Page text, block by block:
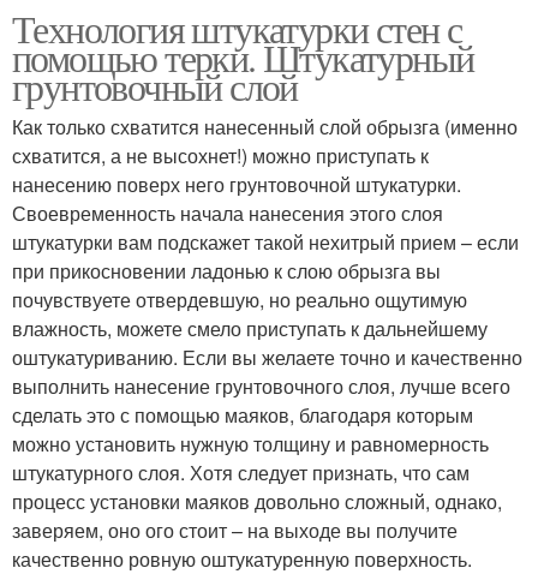
Технология штукатурки стен с
помощью терки. Штукатурный
грунтовочный слой
Как только схватится нанесенный слой обрызга (именно
схватится, а не высохнет!) можно приступать к
нанесению поверх него грунтовочной штукатурки.
Своевременность начала нанесения этого слоя
штукатурки вам подскажет такой нехитрый прием – если
при прикосновении ладонью к слою обрызга вы
почувствуете отвердевшую, но реально ощутимую
влажность, можете смело приступать к дальнейшему
оштукатуриванию. Если вы желаете точно и качественно
выполнить нанесение грунтовочного слоя, лучше всего
сделать это с помощью маяков, благодаря которым
можно установить нужную толщину и равномерность
штукатурного слоя. Хотя следует признать, что сам
процесс установки маяков довольно сложный, однако,
заверяем, оно ого стоит – на выходе вы получите
качественно ровную оштукатуренную поверхность.